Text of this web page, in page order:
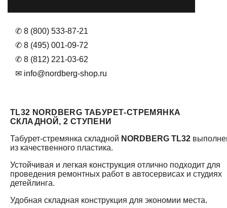
✆ 8 (800) 533-87-21
✆ 8 (495) 001-09-72
✆ 8 (812) 221-03-62
✉ info@nordberg-shop.ru
TL32 NORDBERG ТАБУРЕТ-СТРЕМЯНКА
СКЛАДНОЙ, 2 СТУПЕНИ
Табурет-стремянка складной NORDBERG TL32
из качественного пластика.
Устойчивая и легкая конструкция отлично подходит для
проведения ремонтных работ в автосервисах и студиях
детейлинга.
Удобная складная конструкция для экономии места.